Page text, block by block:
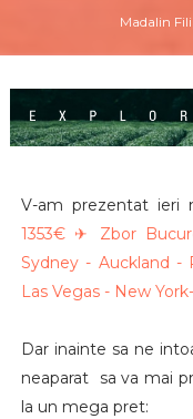
Madalin
V-am prezentat ieri
1353€ ✈ Zbor
Sydney - Auckland -
Las Vegas - New
Dar inainte sa ne
neaparat sa va mai
la un mega pret: